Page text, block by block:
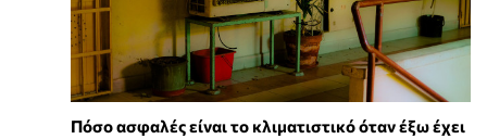
Πόσο ασφαλές είναι το κλιματιστικό όταν έξω έχει